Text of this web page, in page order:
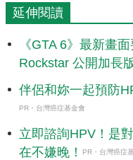
延伸閱讀
《GTA 6》最新畫
Rockstar 公開加長
伴侶和妳一起預防
PR・台灣癌症基金會
立即諮詢HPV！是
在不嫌晚！
PR・台灣癌症